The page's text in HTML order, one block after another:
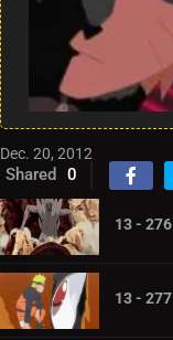
Dec. 20, 2012
Shared 0
13 - 276
13 - 277